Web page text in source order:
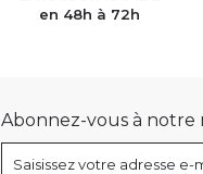
en 48h à 72h
Abonnez-vous à notre